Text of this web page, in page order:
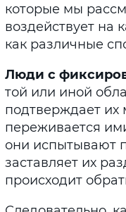
которые мы
воздействует на
как различные
Люди с
той или иной
подтверждает их
переживается
они испытывают
заставляет их
происходит